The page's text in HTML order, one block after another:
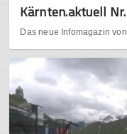
Kärnten.aktuell
Das neue Infomagazin von